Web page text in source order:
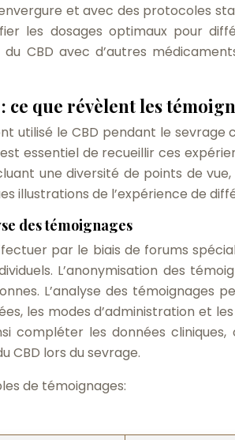
et avec des protocoles
les dosages optimaux pour
CBD avec d’autres
que révèlent les
utilisé le CBD pendant le
essentiel de recueillir ces
une diversité de points de vue,
illustrations de l’expérience de
des témoignages
par le biais de forums
L’anonymisation des
L’analyse des témoignages
les modes d’administration et
compléter les données
CBD lors du sevrage.
de témoignages: